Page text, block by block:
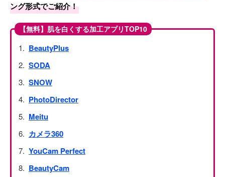
ング形式でご紹介！
【無料】肌を白くする加工アプリTOP10
BeautyPlus
SODA
SNOW
PhotoDirector
Meitu
カメラ360
YouCam Perfect
BeautyCam